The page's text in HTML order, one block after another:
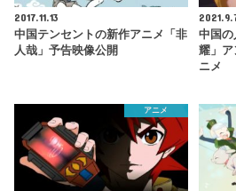
2017.11.13
中国テンセントの新作アニメ「非
人哉」予告映像公開
中国の
耀」ア
ニメ
アニメ